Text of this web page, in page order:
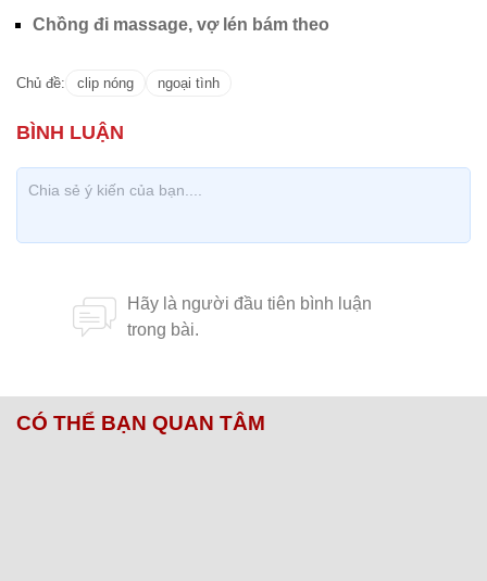
Chồng đi massage, vợ lén bám theo
Chủ đề: clip nóng ngoại tình
CÓ THỂ BẠN QUAN TÂM